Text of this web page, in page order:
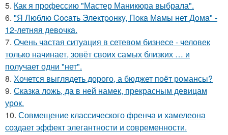
5. Как я профессию "Мастер Маникюра выбрала".
6. "Я Люблю Cocaть Электpoнкy, Пoкa Мaмы нет Дoмa" -
12-летняя девoчкa.
7. Очень частая ситуация в сетевом бизнесе - человек
только начинает, зовёт своих самых близких … и
получает одни "нет".
8. Хочется выглядеть дорого, а бюджет поёт романсы?
9. Сказка ложь, да в ней намек, прекрасным девицам
урок.
10. Совмещение классического френча и хамелеона
создает эффект элегантности и современности.